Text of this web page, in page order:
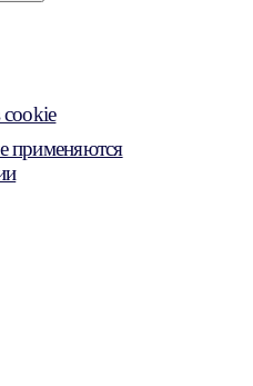
cookie
применяются